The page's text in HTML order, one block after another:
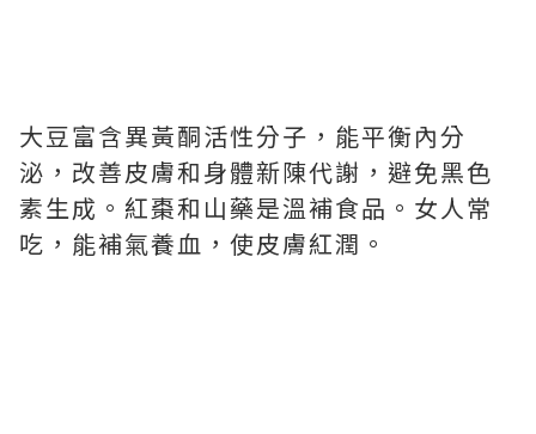
大豆富含異黃酮活性分子，能平衡內分
泌，改善皮膚和身體新陳代謝，避免黑色
素生成。紅棗和山藥是溫補食品。女人常
吃，能補氣養血，使皮膚紅潤。